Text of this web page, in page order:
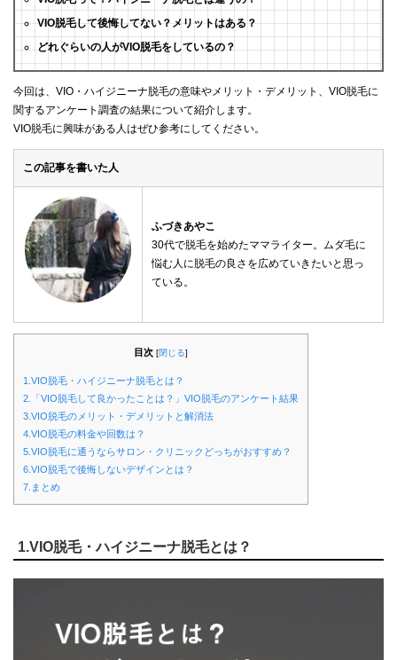
VIO脱毛して後悔してない？メリットはある？
どれぐらいの人がVIO脱毛をしているの？
今回は、VIO・ハイジニーナ脱毛の意味やメリット・デメリット、VIO脱毛に
関するアンケート調査の結果について紹介します。
VIO脱毛に興味がある人はぜひ参考にしてください。
この記事を書いた人
ふづきあやこ
30代で脱毛を始めたママライター。ムダ毛に
悩む人に脱毛の良さを広めていきたいと思っ
ている。
目次 [閉じる]
1.VIO脱毛・ハイジニーナ脱毛とは？
2.「VIO脱毛して良かったことは？」VIO脱毛のアンケート結果
3.VIO脱毛のメリット・デメリットと解消法
4.VIO脱毛の料金や回数は？
5.VIO脱毛に通うならサロン・クリニックどっちがおすすめ？
6.VIO脱毛で後悔しないデザインとは？
7.まとめ
1.VIO脱毛・ハイジニーナ脱毛とは？